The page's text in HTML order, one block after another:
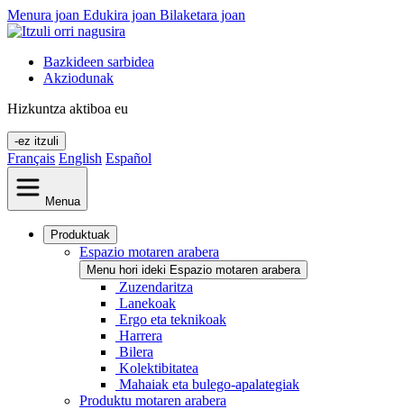
Menura joan Edukira joan Bilaketara joan
Bazkideen sarbidea
Akziodunak
Hizkuntza aktiboa eu
-ez itzuli
Français English Español
Menua
Produktuak
Espazio motaren arabera
Menu hori ideki Espazio motaren arabera
Zuzendaritza
Lanekoak
Ergo eta teknikoak
Harrera
Bilera
Kolektibitatea
Mahaiak eta bulego-apalategiak
Produktu motaren arabera